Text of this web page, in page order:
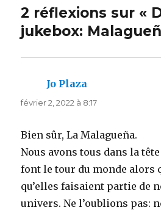
2 réflexions sur «
jukebox:
Jo Plaza
février 2, 2022 à 8:17
Bien sûr, La Malagueña.
Nous avons tous dans la
font le tour du monde alors
qu’elles faisaient partie de
univers. Ne l’oublions pas: